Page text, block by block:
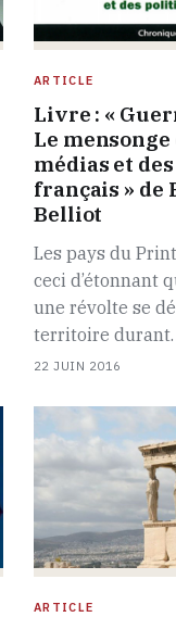
ARTICLE
Livre : «
Le
médias et
français » de
Belliot
Les pays du
ceci d’étonnant
une révolte se
territoire
22 JUIN 2016
ARTICLE